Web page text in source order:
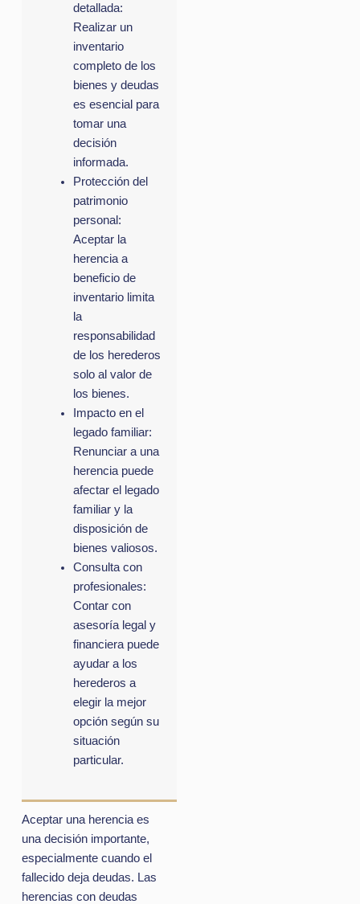
detallada:
Realizar un
inventario
completo de los
bienes y deudas
es esencial para
tomar una
decisión
informada.
Protección del
patrimonio
personal:
Aceptar la
herencia a
beneficio de
inventario limita
la
responsabilidad
de los herederos
solo al valor de
los bienes.
Impacto en el
legado familiar:
Renunciar a una
herencia puede
afectar el legado
familiar y la
disposición de
bienes valiosos.
Consulta con
profesionales:
Contar con
asesoría legal y
financiera puede
ayudar a los
herederos a
elegir la mejor
opción según su
situación
particular.
Aceptar una herencia es
una decisión importante,
especialmente cuando el
fallecido deja deudas. Las
herencias con deudas